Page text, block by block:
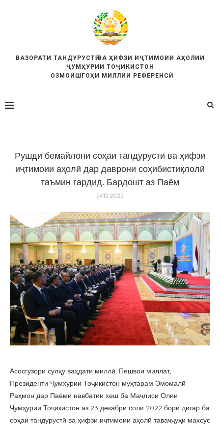
ВАЗОРАТИ ТАНДУРУСТӢ ВА ҲИФЗИ ИҶТИМОИИ АҲОЛИИ
ҶУМҲУРИИ ТОҶИКИСТОН
ОЗМОИШГОҲИ МИЛЛИИ РЕФЕРЕНСӢ
Рушди бемайлони соҳаи тандурустӣ ва ҳифзи
иҷтимоии аҳолӣ дар даврони соҳибистиқлолӣ
таъмин гардид. Бардошт аз Паём
24.12.2022
Асосгузори сулҳу ваҳдати миллӣ, Пешвои миллат,
Президенти Ҷумҳурии Тоҷикистон муҳтарам Эмомалӣ
Раҳмон дар Паёми навбатии хеш ба Маҷлиси Олии
Ҷумҳурии Тоҷикистон аз 23 декабри соли 2022 бори дигар ба
соҳаи тандурустӣ ва ҳифзи иҷтимоии аҳолӣ таваҷҷуҳи махсус